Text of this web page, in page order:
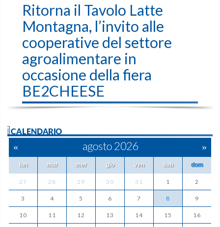
Ritorna il Tavolo Latte
Montagna, l’invito alle
cooperative del settore
agroalimentare in
occasione della fiera
BE2CHEESE
ilCALENDARIO
« agosto 2026 »
lun mar mer gio ven sab dom
27 28 29 30 31 1 2
3 4 5 6 7 8 9
10 11 12 13 14 15 16